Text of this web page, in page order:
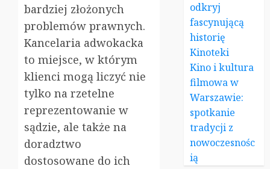
bardziej złożonych
problemów prawnych.
Kancelaria adwokacka
to miejsce, w którym
klienci mogą liczyć nie
tylko na rzetelne
reprezentowanie w
sądzie, ale także na
doradztwo
dostosowane do ich
odkryj
fascynującą
historię
Kinoteki
Kino i kultura
filmowa w
Warszawie:
spotkanie
tradycji z
nowoczesnośc
ią